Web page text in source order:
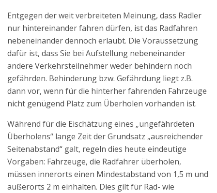
Entgegen der weit verbreiteten Meinung, dass Radler
nur hintereinander fahren dürfen, ist das Radfahren
nebeneinander dennoch erlaubt. Die Voraussetzung
dafür ist, dass Sie bei Aufstellung nebeneinander
andere Verkehrsteilnehmer weder behindern noch
gefährden. Behinderung bzw. Gefährdung liegt z.B.
dann vor, wenn für die hinterher fahrenden Fahrzeuge
nicht genügend Platz zum Überholen vorhanden ist.
Während für die Eischätzung eines „ungefährdeten
Überholens“ lange Zeit der Grundsatz „ausreichender
Seitenabstand“ galt, regeln dies heute eindeutige
Vorgaben: Fahrzeuge, die Radfahrer überholen,
müssen innerorts einen Mindestabstand von 1,5 m und
außerorts 2 m einhalten. Dies gilt für Rad- wie